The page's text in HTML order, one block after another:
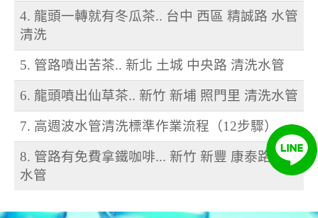
4. 龍頭一轉就有冬瓜茶.. 台中 西區 精誠路 水管
清洗
5. 管路噴出苦茶.. 新北 土城 中央路 清洗水管
6. 龍頭噴出仙草茶.. 新竹 新埔 照門里 清洗水管
7. 高週波水管清洗標準作業流程（12步驟）
8. 管路有免費拿鐵咖啡... 新竹 新豐 康泰路 洗
水管